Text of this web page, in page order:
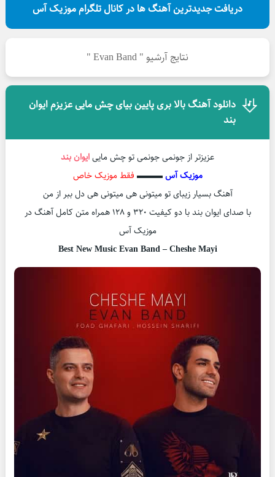
دریافت جدیدترین آهنگ ها در کانال تلگرام موزیک آس
نتایج آرشیو " Evan Band "
دانلود آهنگ بالا بری پایین بیای چش مایی عزیزم ایوان
بند
عزیزتر از جونمی جونمی تو چش ماییایوان بند
موزیک آس▬▬▬ فقط موزیک خاص
آهنگ بسیار زیبای تو میتونی هی میتونی هی دل ببر از من
با صدای ایوان بند با دو کیفیت ۳۲۰ و ۱۲۸ همراه متن کامل آهنگ در
موزیک آس
Best New Music Evan Band – Cheshe Mayi